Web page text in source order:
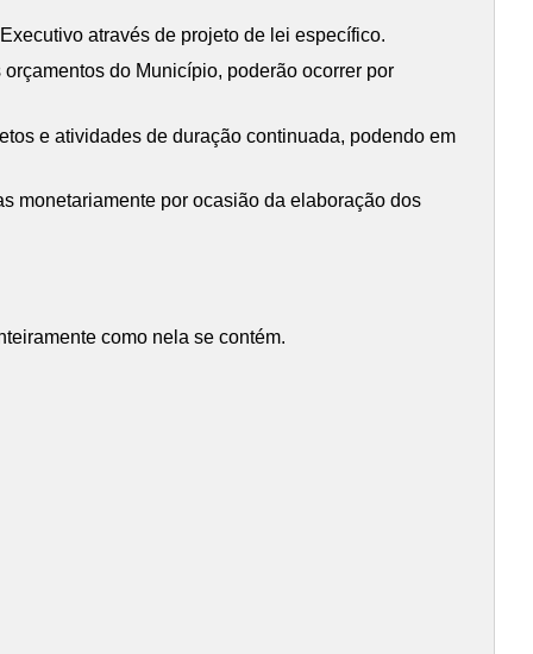
através de projeto de lei específico.
do Município, poderão ocorrer por
e atividades de duração continuada, podendo em
monetariamente por ocasião da elaboração dos
como nela se contém.